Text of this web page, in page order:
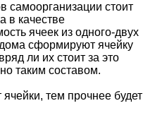
самоорганизации стоит
в качестве
ячеек из одного-двух
сформируют ячейку
ли их стоит за это
таким составом.
тем прочнее будет